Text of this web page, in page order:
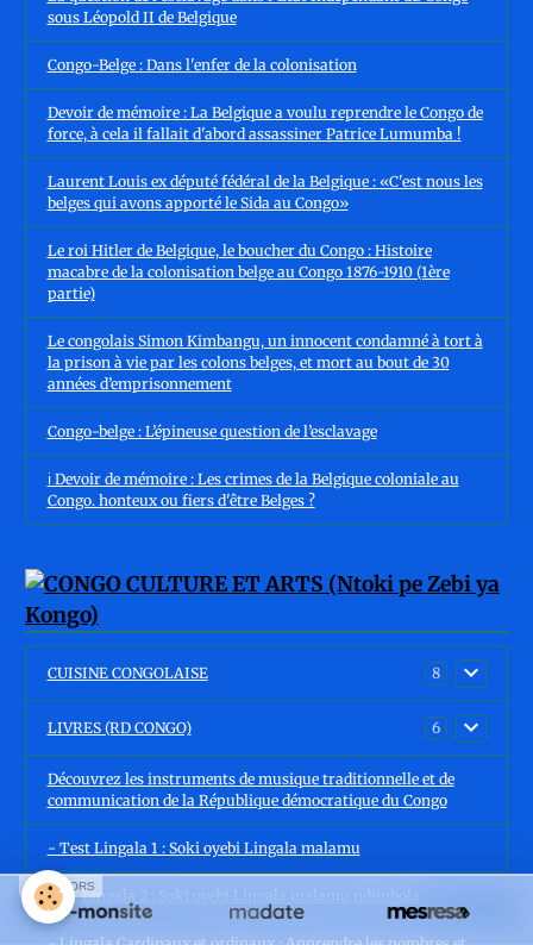
sous Léopold II de Belgique
Congo-Belge : Dans l'enfer de la colonisation
Devoir de mémoire : La Belgique a voulu reprendre le Congo de
force, à cela il fallait d'abord assassiner Patrice Lumumba !
Laurent Louis ex député fédéral de la Belgique : «C'est nous les
belges qui avons apporté le Sida au Congo»
Le roi Hitler de Belgique, le boucher du Congo : Histoire
macabre de la colonisation belge au Congo 1876-1910 (1ère
partie)
Le congolais Simon Kimbangu, un innocent condamné à tort à
la prison à vie par les colons belges, et mort au bout de 30
années d’emprisonnement
Congo-belge : L’épineuse question de l’esclavage
ℹ️ Devoir de mémoire : Les crimes de la Belgique coloniale au
Congo. honteux ou fiers d'être Belges ?
CUISINE CONGOLAISE 8
LIVRES (RD CONGO) 6
Découvrez les instruments de musique traditionnelle et de
communication de la République démocratique du Congo
- Test Lingala 1 : Soki oyebi Lingala malamu
Test Lingala 2 : Soki oyebi Lingala malamu ndimbola
SPONSORS